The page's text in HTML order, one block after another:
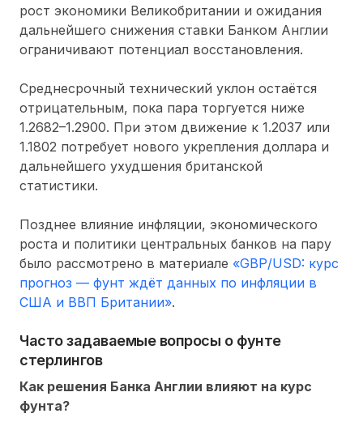
рост экономики Великобритании и ожидания
дальнейшего снижения ставки Банком Англии
ограничивают потенциал восстановления.
Среднесрочный технический уклон остаётся
отрицательным, пока пара торгуется ниже
1.2682–1.2900. При этом движение к 1.2037 или
1.1802 потребует нового укрепления доллара и
дальнейшего ухудшения британской
статистики.
Позднее влияние инфляции, экономического
роста и политики центральных банков на пару
было рассмотрено в материале «GBP/USD: курс
прогноз — фунт ждёт данных по инфляции в
США и ВВП Британии».
Часто задаваемые вопросы о фунте
стерлингов
Как решения Банка Англии влияют на курс
фунта?